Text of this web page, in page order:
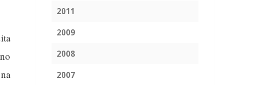
2011
2009
2008
2007